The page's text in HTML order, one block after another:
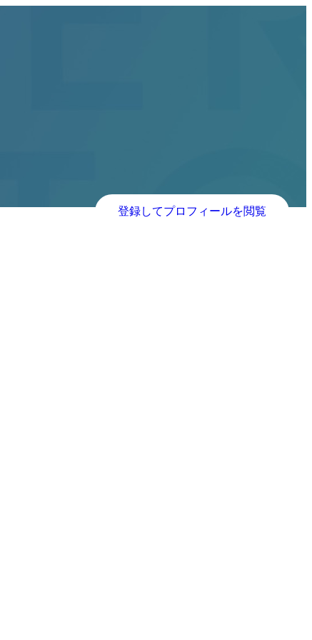
登録してプロフィールを閲覧